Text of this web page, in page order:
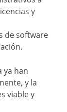
y
de software
ya han
y la
viable y